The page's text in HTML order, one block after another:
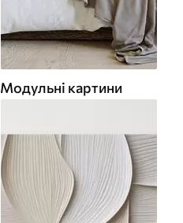
Модульні картини